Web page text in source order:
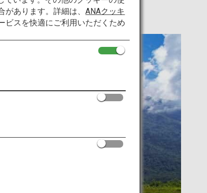
があります。詳細は、ANAクッキ
ビスを快適にご利用いただくため